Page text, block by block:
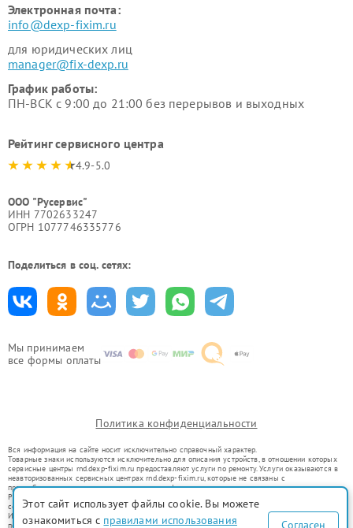
Мы принимаем
все формы оплаты
Электронная почта:
info@dexp-fixim.ru
для юридических лиц
manager@fix-dexp.ru
График работы:
ПН-ВСК с 9:00 до 21:00 без перерывов и выходных
Рейтинг сервисного центра
4.9-5.0
ООО "Русервис"
ИНН 7702633247
ОГРН 1077746335776
Поделиться в соц. сетях:
Политика конфиденциальности
Вся информация на сайте носит исключительно справочный характер.
Товарные знаки используются исключительно для описания устройств, в отношении которых
сервисные центры rnd.dexp-fixim.ru предоставляют услуги по ремонту. Услуги оказываются в
неавторизованных сервисных центрах rnd.dexp-fixim.ru, которые не связаны с
правообладателями товарных знаков или их официальными представителями.
Ремонт осуществляется для устройств, уже введенных в гражданский оборот в соответствии
со статьей 1487 ГК РФ.
Использование товарных знаков не преследует цели индивидуализации услуг или введения
потребителей в заблуждение, а служит для информирования о предоставляемых услугах по
Этот сайт использует файлы cookie. Вы можете
ознакомиться с правилами использования Согласен